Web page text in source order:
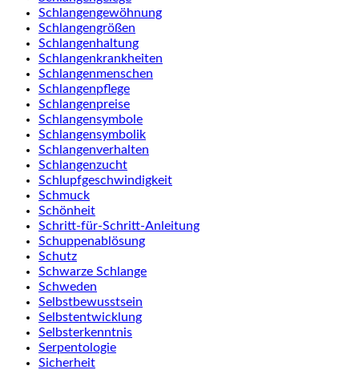
Schlangengewöhnung
Schlangengrößen
Schlangenhaltung
Schlangenkrankheiten
Schlangenmenschen
Schlangenpflege
Schlangenpreise
Schlangensymbole
Schlangensymbolik
Schlangenverhalten
Schlangenzucht
Schlupfgeschwindigkeit
Schmuck
Schönheit
Schritt-für-Schritt-Anleitung
Schuppenablösung
Schutz
Schwarze Schlange
Schweden
Selbstbewusstsein
Selbstentwicklung
Selbsterkenntnis
Serpentologie
Sicherheit